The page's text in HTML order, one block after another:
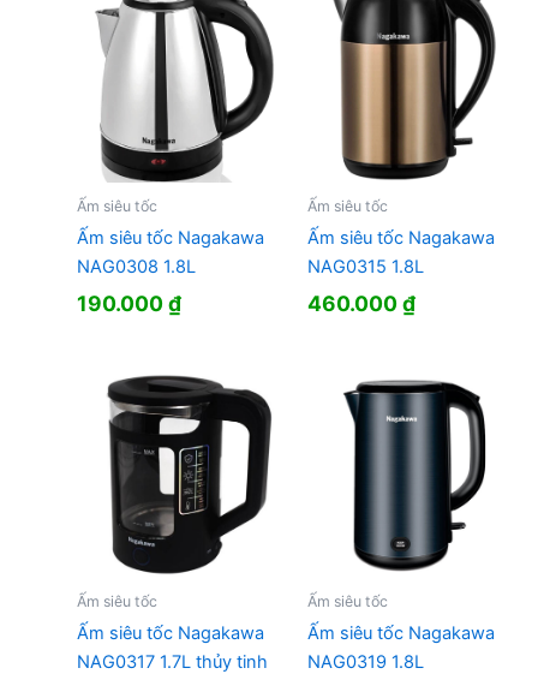
Ấm siêu tốc
Ấm siêu tốc Nagakawa
NAG0308 1.8L
190.000₫
Ấm siêu tốc
Ấm siêu tốc Nagakawa
NAG0315 1.8L
460.000₫
Ấm siêu tốc
Ấm siêu tốc Nagakawa
NAG0317 1.7L thủy tinh
Ấm siêu tốc
Ấm siêu tốc Nagakawa
NAG0319 1.8L